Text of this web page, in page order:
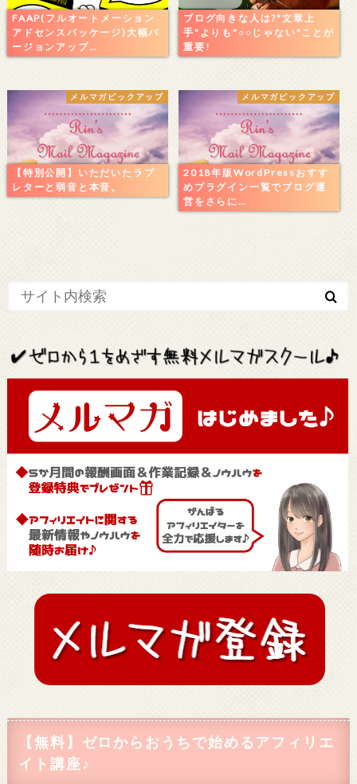
FAAP(フルオートメーション
アドセンスパッケージ)大幅バ
ージョンアップ…
ブログ向きな人は?"文章上
手"よりも"○○じゃない"ことが
重要!
メルマガピックアップ
【特別公開】いただいたラブ
レターと弱音と本音。
メルマガピックアップ
2018年版WordPressおすす
めプラグイン一覧でブログ運
営をさらに…
【無料】ゼロからおうちで始めるアフィリエ
イト講座♪